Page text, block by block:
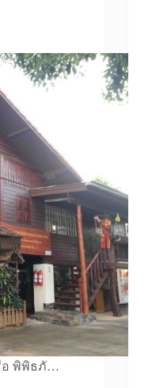
อ พิพิธภั…